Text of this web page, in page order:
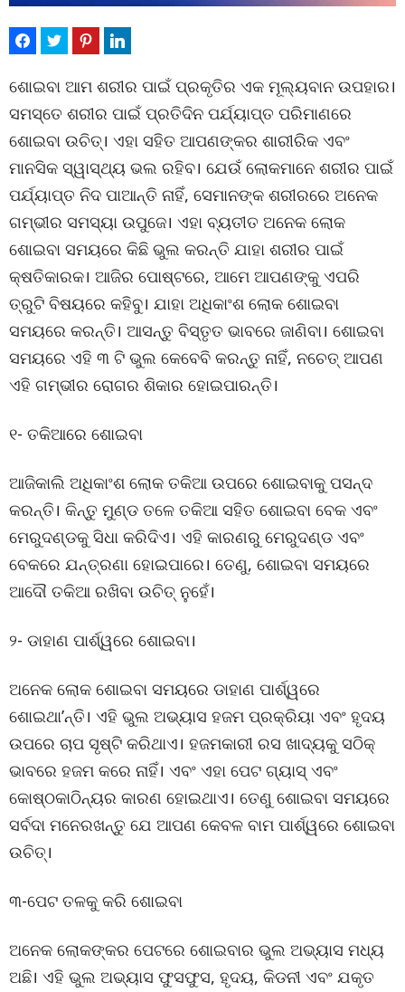
ଶୋଇବା ଆମ ଶରୀର ପାଇଁ ପ୍ରକୃତିର ଏକ ମୂଲ୍ୟବାନ ଉପହାର।
ସମସ୍ତେ ଶରୀର ପାଇଁ ପ୍ରତିଦିନ ପର୍ଯ୍ୟାପ୍ତ ପରିମାଣରେ
ଶୋଇବା ଉଚିତ୍। ଏହା ସହିତ ଆପଣଙ୍କର ଶାରୀରିକ ଏବଂ
ମାନସିକ ସ୍ୱାସ୍ଥ୍ୟ ଭଲ ରହିବ। ଯେଉଁ ଲୋକମାନେ ଶରୀର ପାଇଁ
ପର୍ଯ୍ୟାପ୍ତ ନିଦ ପାଆନ୍ତି ନାହିଁ, ସେମାନଙ୍କ ଶରୀରରେ ଅନେକ
ଗମ୍ଭୀର ସମସ୍ୟା ଉପୁଜେ। ଏହା ବ୍ୟତୀତ ଅନେକ ଲୋକ
ଶୋଇବା ସମୟରେ କିଛି ଭୁଲ କରନ୍ତି ଯାହା ଶରୀର ପାଇଁ
କ୍ଷତିକାରକ। ଆଜିର ପୋଷ୍ଟରେ, ଆମେ ଆପଣଙ୍କୁ ଏପରି
ତ୍ରୁଟି ବିଷୟରେ କହିବୁ। ଯାହା ଅଧିକାଂଶ ଲୋକ ଶୋଇବା
ସମୟରେ କରନ୍ତି। ଆସନ୍ତୁ ବିସ୍ତୃତ ଭାବରେ ଜାଣିବା। ଶୋଇବା
ସମୟରେ ଏହି ୩ ଟି ଭୁଲ କେବେବି କରନ୍ତୁ ନାହିଁ, ନଚେତ୍ ଆପଣ
ଏହି ଗମ୍ଭୀର ରୋଗର ଶିକାର ହୋଇପାରନ୍ତି।
୧- ତକିଆରେ ଶୋଇବା
ଆଜିକାଲି ଅଧିକାଂଶ ଲୋକ ତକିଆ ଉପରେ ଶୋଇବାକୁ ପସନ୍ଦ
କରନ୍ତି। କିନ୍ତୁ ମୁଣ୍ଡ ତଳେ ତକିଆ ସହିତ ଶୋଇବା ବେକ ଏବଂ
ମେରୁଦଣ୍ଡକୁ ସିଧା କରିଦିଏ। ଏହି କାରଣରୁ ମେରୁଦଣ୍ଡ ଏବଂ
ବେକରେ ଯନ୍ତ୍ରଣା ହୋଇପାରେ। ତେଣୁ, ଶୋଇବା ସମୟରେ
ଆଦୌ ତକିଆ ରଖିବା ଉଚିତ୍ ନୁହେଁ।
୨- ଡାହାଣ ପାର୍ଶ୍ୱରେ ଶୋଇବା।
ଅନେକ ଲୋକ ଶୋଇବା ସମୟରେ ଡାହାଣ ପାର୍ଶ୍ୱରେ
ଶୋଇଥା’ନ୍ତି। ଏହି ଭୁଲ ଅଭ୍ୟାସ ହଜମ ପ୍ରକ୍ରିୟା ଏବଂ ହୃଦୟ
ଉପରେ ଚାପ ସୃଷ୍ଟି କରିଥାଏ। ହଜମକାରୀ ରସ ଖାଦ୍ୟକୁ ସଠିକ୍
ଭାବରେ ହଜମ କରେ ନାହିଁ। ଏବଂ ଏହା ପେଟ ଗ୍ୟାସ୍ ଏବଂ
କୋଷ୍ଠକାଠିନ୍ୟର କାରଣ ହୋଇଥାଏ। ତେଣୁ ଶୋଇବା ସମୟରେ
ସର୍ବଦା ମନେରଖନ୍ତୁ ଯେ ଆପଣ କେବଳ ବାମ ପାର୍ଶ୍ୱରେ ଶୋଇବା
ଉଚିତ୍।
୩-ପେଟ ତଳକୁ କରି ଶୋଇବା
ଅନେକ ଲୋକଙ୍କର ପେଟରେ ଶୋଇବାର ଭୁଲ ଅଭ୍ୟାସ ମଧ୍ୟ
ଅଛି। ଏହି ଭୁଲ ଅଭ୍ୟାସ ଫୁସଫୁସ, ହୃଦୟ, କିଡନୀ ଏବଂ ଯକୃତ